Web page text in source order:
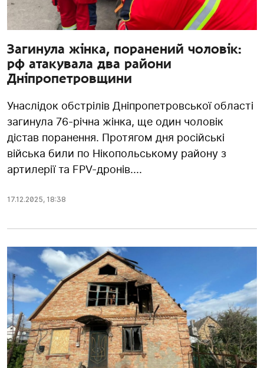
Загинула жінка, поранений чоловік:
рф атакувала два райони
Дніпропетровщини
Унаслідок обстрілів Дніпропетровської області
загинула 76-річна жінка, ще один чоловік
дістав поранення. Протягом дня російські
війська били по Нікопольському району з
артилерії та FPV-дронів....
17.12.2025, 18:38